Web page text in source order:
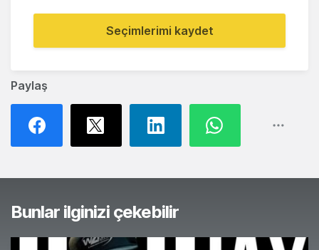
Paylaş
Seçimlerimi kaydet
Bunlar ilginizi çekebilir